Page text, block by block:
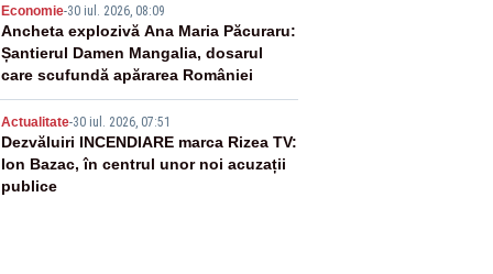
Economie-30 iul. 2026, 08:09
Ancheta explozivă Ana Maria Păcuraru:
Șantierul Damen Mangalia, dosarul
care scufundă apărarea României
Actualitate-30 iul. 2026, 07:51
Dezvăluiri INCENDIARE marca Rizea TV:
Ion Bazac, în centrul unor noi acuzații
publice